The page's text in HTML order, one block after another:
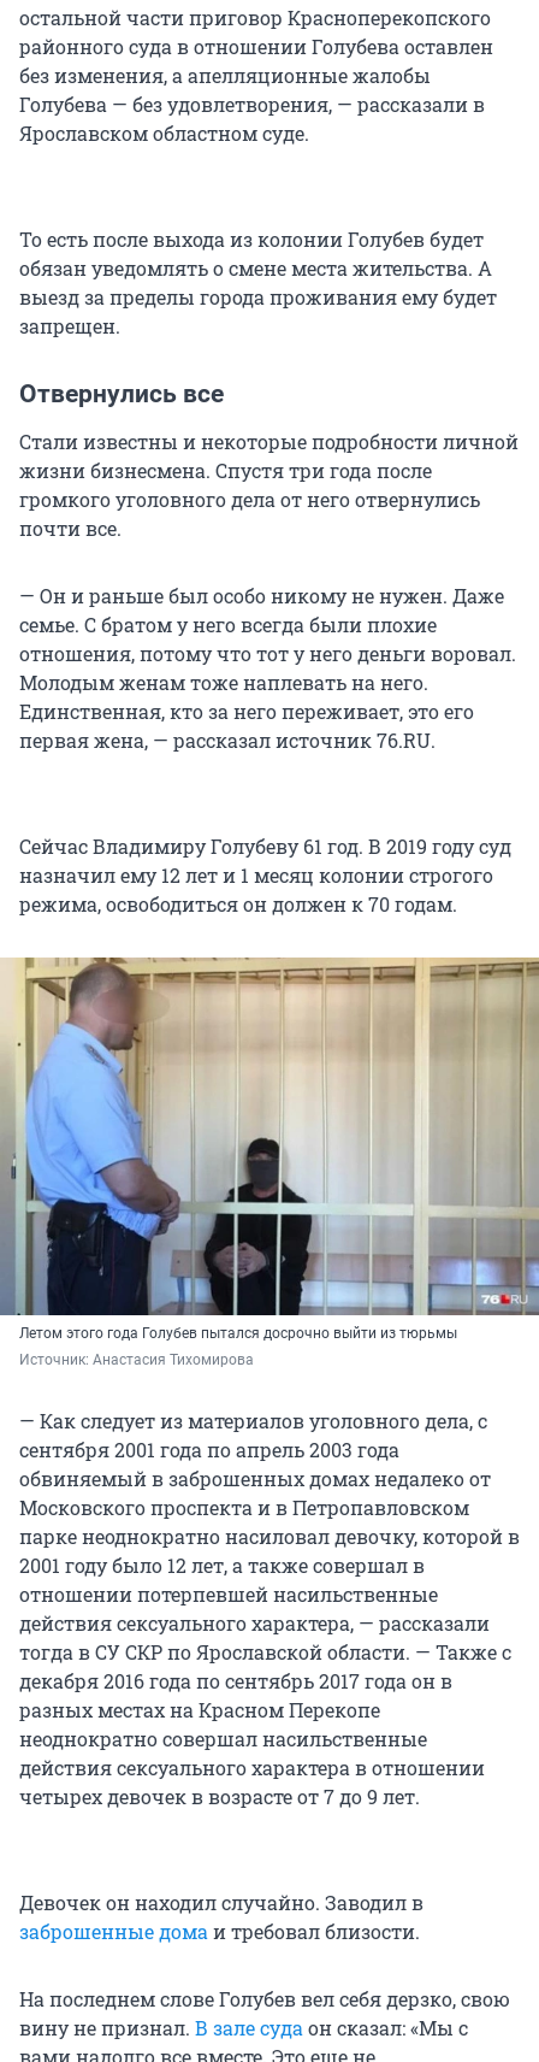
остальной части приговор Красноперекопского
районного суда в отношении Голубева оставлен
без изменения, а апелляционные жалобы
Голубева — без удовлетворения, — рассказали в
Ярославском областном суде.
То есть после выхода из колонии Голубев будет
обязан уведомлять о смене места жительства. А
выезд за пределы города проживания ему будет
запрещен.
Отвернулись все
Стали известны и некоторые подробности личной
жизни бизнесмена. Спустя три года после
громкого уголовного дела от него отвернулись
почти все.
— Он и раньше был особо никому не нужен. Даже
семье. С братом у него всегда были плохие
отношения, потому что тот у него деньги воровал.
Молодым женам тоже наплевать на него.
Единственная, кто за него переживает, это его
первая жена, — рассказал источник 76.RU.
Сейчас Владимиру Голубеву 61 год. В 2019 году суд
назначил ему 12 лет и 1 месяц колонии строгого
режима, освободиться он должен к 70 годам.
Летом этого года Голубев пытался досрочно выйти из тюрьмы
Источник: Анастасия Тихомирова
— Как следует из материалов уголовного дела, с
сентября 2001 года по апрель 2003 года
обвиняемый в заброшенных домах недалеко от
Московского проспекта и в Петропавловском
парке неоднократно насиловал девочку, которой в
2001 году было 12 лет, а также совершал в
отношении потерпевшей насильственные
действия сексуального характера, — рассказали
тогда в СУ СКР по Ярославской области. — Также с
декабря 2016 года по сентябрь 2017 года он в
разных местах на Красном Перекопе
неоднократно совершал насильственные
действия сексуального характера в отношении
четырех девочек в возрасте от 7 до 9 лет.
Девочек он находил случайно. Заводил в
заброшенные домаи требовал близости.
На последнем слове Голубев вел себя дерзко, свою
вину не признал. В зале судаон сказал: «Мы с
вами надолго все вместе. Это еще не